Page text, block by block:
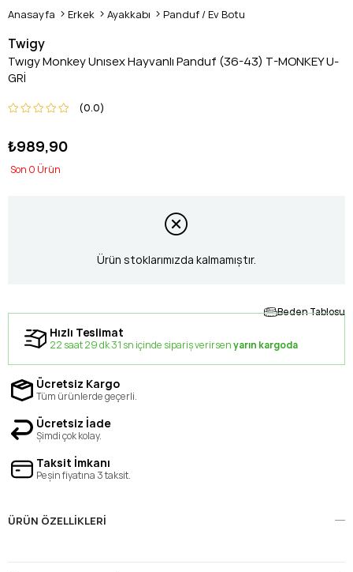
Anasayfa Erkek Ayakkabı Panduf / Ev Botu
Twigy
Twıgy Monkey Unısex Hayvanlı Panduf (36-43) T-MONKEY U-
GRİ
0.0
₺989,90
0
Ürün stoklarımızda kalmamıştır.
Beden Tablosu
Hızlı Teslimat
22 saat 29 dk 30 sn içinde sipariş verirsenyarın kargoda
Ücretsiz Kargo
Tüm ürünlerde geçerli.
Ücretsiz İade
Şimdi çok kolay.
Taksit İmkanı
Peşin fiyatına 3 taksit.
ÜRÜN ÖZELLIKLERI